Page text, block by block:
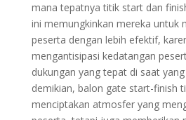
mana tepatnya titik start dan
ini memungkinkan mereka untuk
peserta dengan lebih efektif,
mengantisipasi kedatangan
dukungan yang tepat di saat
demikian, balon gate start-finish
menciptakan atmosfer yang